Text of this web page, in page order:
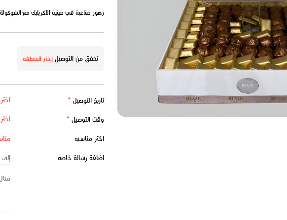
زهور صناعية في صينية الأكريليك مع
تحقق من التوصيلإختر المنطقة
تاريخ التوصيل *
وقت التوصيل *
اختر مناسبه
اضافة رسالة خاصه